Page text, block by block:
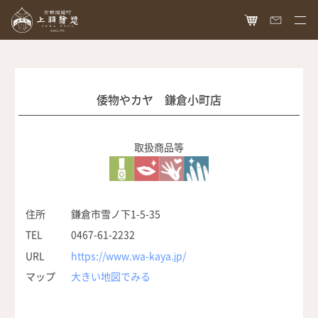
商品ラインナップ
京花舞
胡粉石鹸
瑞々
メディア掲載
ねいる図案帖
日本画作品帖
上羽絵惣について
会社概要
想い
お問い合わせ
カタログ請求
倭物やカヤ 鎌倉小町店
取扱商品等
住所
鎌倉市雪ノ下1-5-35
TEL
0467-61-2232
URL
https://www.wa-kaya.jp/
マップ
大きい地図でみる